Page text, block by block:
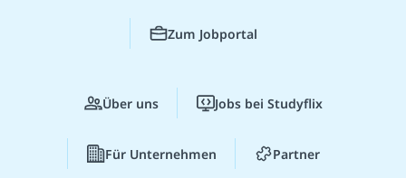
Zum Jobportal
Über uns Jobs bei Studyflix
Für Unternehmen Partner